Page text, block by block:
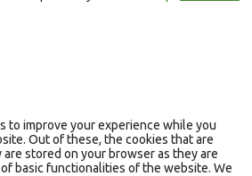
to improve your experience while you
Out of these, the cookies that are
stored on your browser as they are
basic functionalities of the website. We